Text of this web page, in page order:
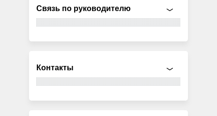
Связь по руководителю
Контакты